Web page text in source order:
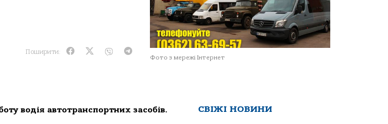
Поширити:
Фото з мережі Інтернет
водія автотранспортних засобів. СВІЖІ НОВИНИ